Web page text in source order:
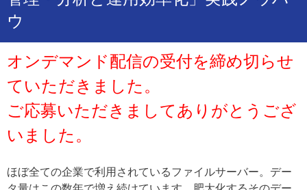
ウ
オンデマンド配信の受付を締め切らせ
ていただきました。
ご応募いただきましてありがとうござ
いました。
ほぼ全ての企業で利用されているファイルサーバー。デー